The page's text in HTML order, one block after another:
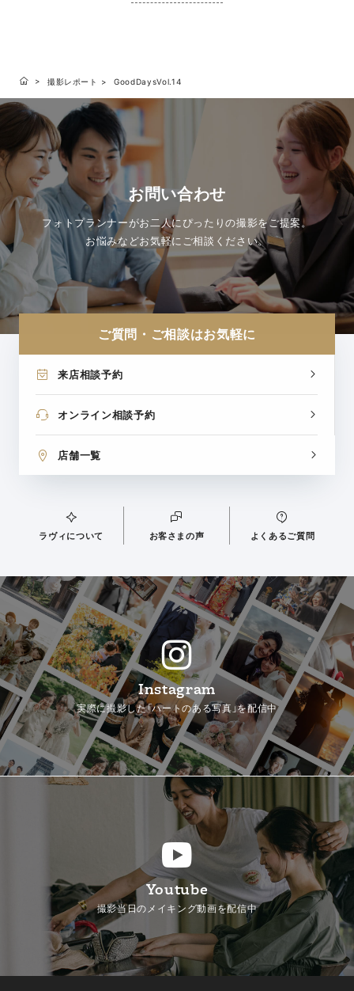
撮影レポート GoodDaysVol.14
お問い合わせ
フォトプランナーがお二人にぴったりの撮影をご提案。
お悩みなどお気軽にご相談ください。
ご質問・ご相談はお気軽に
来店相談予約
オンライン相談予約
店舗一覧
ラヴィについて お客さまの声 よくあるご質問
Instagram
実際に撮影した「ハートのある写真」を配信中
Youtube
撮影当日のメイキング動画を配信中